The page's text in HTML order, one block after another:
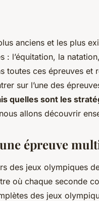
anciens et les plus
l’équitation, la
toutes ces épreuves et
sur l’une des
quelles sont les
allons découvrir
épreuve
des jeux olympiques
où chaque seconde
des jeux